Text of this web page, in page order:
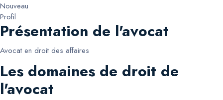
Nouveau
Profil
Présentation de l'avocat
Avocat en droit des affaires
Les domaines de droit de
l'avocat